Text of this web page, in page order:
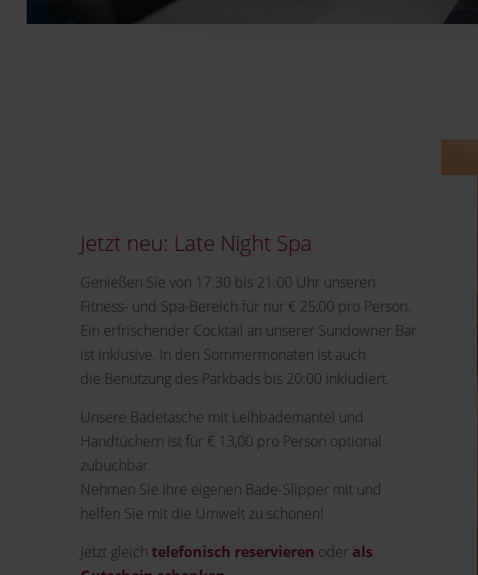
Jetzt neu: Late Night Spa
Genießen Sie von 17:30 bis 21:00 Uhr unseren
Fitness- und Spa-Bereich für nur € 25,00 pro Person.
Ein erfrischender Cocktail an unserer Sundowner Bar
ist inklusive. In den Sommermonaten ist auch
die Benützung des Parkbads bis 20:00 inkludiert.
Unsere Badetasche mit Leihbademantel und
Handtüchern ist für € 13,00 pro Person optional
zubuchbar.
Nehmen Sie Ihre eigenen Bade-Slipper mit und
helfen Sie mit die Umwelt zu schonen!
Jetzt gleich telefonisch reservieren oder als